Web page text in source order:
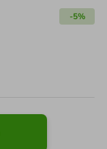
-5%